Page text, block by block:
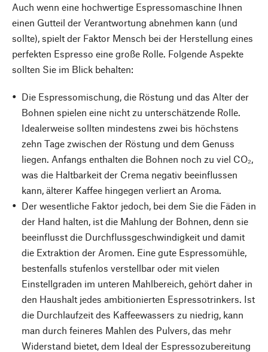
Auch wenn eine hochwertige Espressomaschine Ihnen
einen Gutteil der Verantwortung abnehmen kann (und
sollte), spielt der Faktor Mensch bei der Herstellung eines
perfekten Espresso eine große Rolle. Folgende Aspekte
sollten Sie im Blick behalten:
Die Espressomischung, die Röstung und das Alter der
Bohnen spielen eine nicht zu unterschätzende Rolle.
Idealerweise sollten mindestens zwei bis höchstens
zehn Tage zwischen der Röstung und dem Genuss
liegen. Anfangs enthalten die Bohnen noch zu viel CO₂,
was die Haltbarkeit der Crema negativ beeinflussen
kann, älterer Kaffee hingegen verliert an Aroma.
Der wesentliche Faktor jedoch, bei dem Sie die Fäden in
der Hand halten, ist die Mahlung der Bohnen, denn sie
beeinflusst die Durchflussgeschwindigkeit und damit
die Extraktion der Aromen. Eine gute Espressomühle,
bestenfalls stufenlos verstellbar oder mit vielen
Einstellgraden im unteren Mahlbereich, gehört daher in
den Haushalt jedes ambitionierten Espressotrinkers. Ist
die Durchlaufzeit des Kaffeewassers zu niedrig, kann
man durch feineres Mahlen des Pulvers, das mehr
Widerstand bietet, dem Ideal der Espressozubereitung